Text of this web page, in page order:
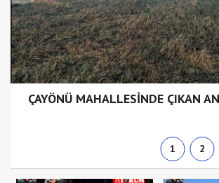
ÇAYÖNÜ MAHALLESİNDE ÇIKAN
1 2